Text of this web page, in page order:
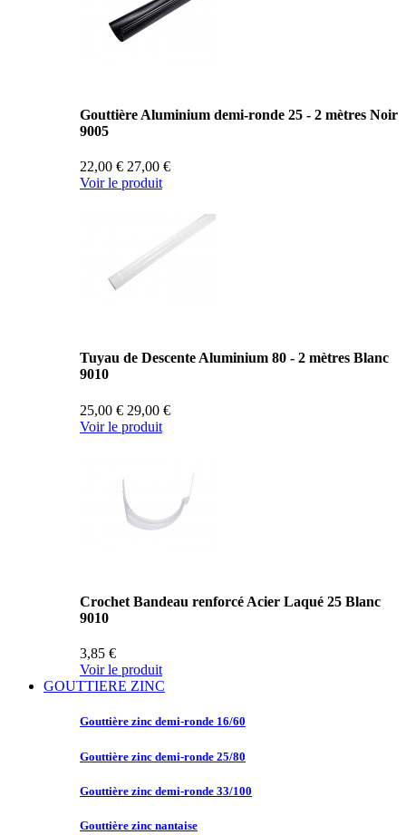
Gouttière Aluminium demi-ronde 25 - 2 mètres Noir
9005
22,00 € 27,00 €
Voir le produit
Tuyau de Descente Aluminium 80 - 2 mètres Blanc
9010
25,00 € 29,00 €
Voir le produit
Crochet Bandeau renforcé Acier Laqué 25 Blanc
9010
3,85 €
Voir le produit
GOUTTIERE ZINC
Gouttière zinc demi-ronde 16/60
Gouttière zinc demi-ronde 25/80
Gouttière zinc demi-ronde 33/100
Gouttière zinc nantaise